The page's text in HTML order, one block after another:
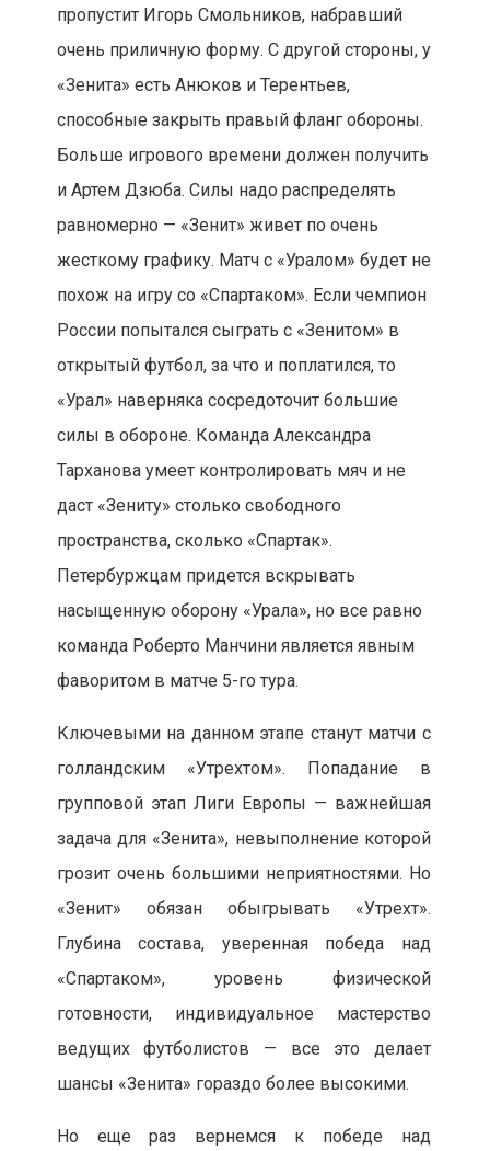
пропустит Игорь Смольников, набравший
очень приличную форму. С другой стороны, у
«Зенита» есть Анюков и Терентьев,
способные закрыть правый фланг обороны.
Больше игрового времени должен получить
и Артем Дзюба. Силы надо распределять
равномерно — «Зенит» живет по очень
жесткому графику. Матч с «Уралом» будет не
похож на игру со «Спартаком». Если чемпион
России попытался сыграть с «Зенитом» в
открытый футбол, за что и поплатился, то
«Урал» наверняка сосредоточит большие
силы в обороне. Команда Александра
Тарханова умеет контролировать мяч и не
даст «Зениту» столько свободного
пространства, сколько «Спартак».
Петербуржцам придется вскрывать
насыщенную оборону «Урала», но все равно
команда Роберто Манчини является явным
фаворитом в матче 5-го тура.
Ключевыми на данном этапе станут матчи с
голландским «Утрехтом». Попадание в
групповой этап Лиги Европы — важнейшая
задача для «Зенита», невыполнение которой
грозит очень большими неприятностями. Но
«Зенит» обязан обыгрывать «Утрехт».
Глубина состава, уверенная победа над
«Спартаком», уровень физической
готовности, индивидуальное мастерство
ведущих футболистов — все это делает
шансы «Зенита» гораздо более высокими.
Но еще раз вернемся к победе над